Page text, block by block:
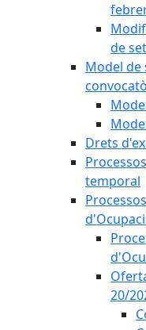
de
Model de
Drets
temporal
20/